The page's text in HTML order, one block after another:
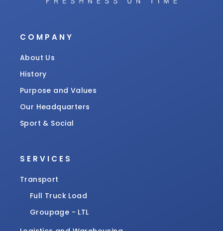
COMPANY
About Us
History
Purpose and Values
Our Headquarters
Sport & Social
SERVICES
Transport
Full Truck Load
Groupage - LTL